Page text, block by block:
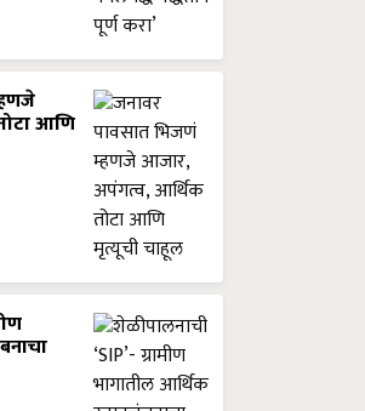
आणि